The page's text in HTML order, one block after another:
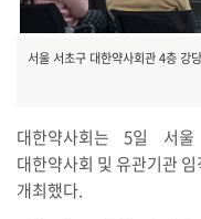
서울 서초구 대한약사회관 4층 강
대한약사회는 5일 서
대한약사회 및 유관기관
개최했다.